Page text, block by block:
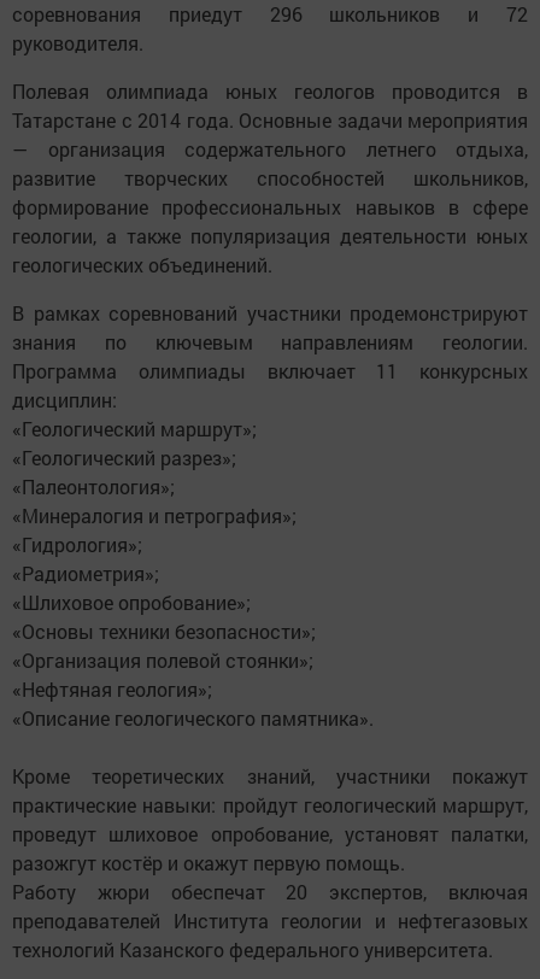
соревнования приедут 296 школьников и 72
руководителя.
Полевая олимпиада юных геологов проводится в
Татарстане с 2014 года. Основные задачи мероприятия
— организация содержательного летнего отдыха,
развитие творческих способностей школьников,
формирование профессиональных навыков в сфере
геологии, а также популяризация деятельности юных
геологических объединений.
В рамках соревнований участники продемонстрируют
знания по ключевым направлениям геологии.
Программа олимпиады включает 11 конкурсных
дисциплин:
«Геологический маршрут»;
«Геологический разрез»;
«Палеонтология»;
«Минералогия и петрография»;
«Гидрология»;
«Радиометрия»;
«Шлиховое опробование»;
«Основы техники безопасности»;
«Организация полевой стоянки»;
«Нефтяная геология»;
«Описание геологического памятника».
Кроме теоретических знаний, участники покажут
практические навыки: пройдут геологический маршрут,
проведут шлиховое опробование, установят палатки,
разожгут костёр и окажут первую помощь.
Работу жюри обеспечат 20 экспертов, включая
преподавателей Института геологии и нефтегазовых
технологий Казанского федерального университета.